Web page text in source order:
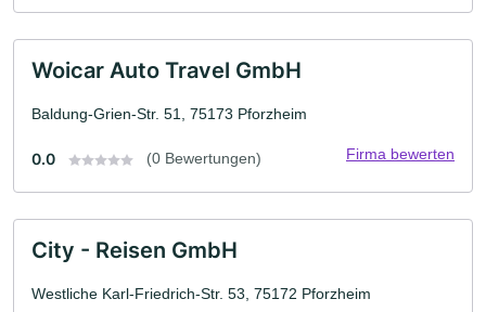
Woicar Auto Travel GmbH
Baldung-Grien-Str. 51, 75173 Pforzheim
0.0 (0 Bewertungen) Firma bewerten
City - Reisen GmbH
Westliche Karl-Friedrich-Str. 53, 75172 Pforzheim